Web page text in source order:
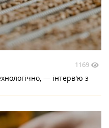
1169
— інтерв'ю з